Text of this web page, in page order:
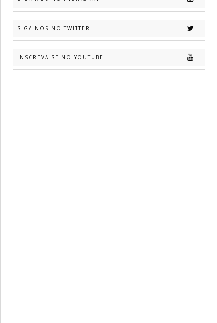
SIGA-NOS NO TWITTER
INSCREVA-SE NO YOUTUBE